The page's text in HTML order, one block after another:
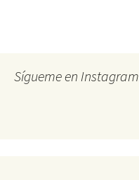
Sígueme en Instagram